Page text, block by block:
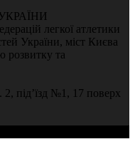
легкої атлетики
України, міст Києва
розвитку та
під’їзд №1, 17 поверх